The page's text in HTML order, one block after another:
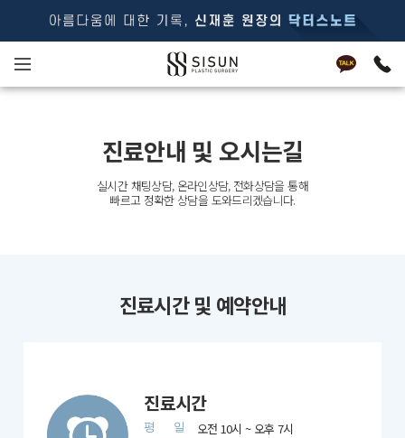
진료안내 및 오시는길
실시간 채팅상담, 온라인상담, 전화상담을 통해
빠르고 정확한 상담을 도와드리겠습니다.
진료시간 및 예약안내
진료시간
평 일 오전 10시 ~ 오후 7시